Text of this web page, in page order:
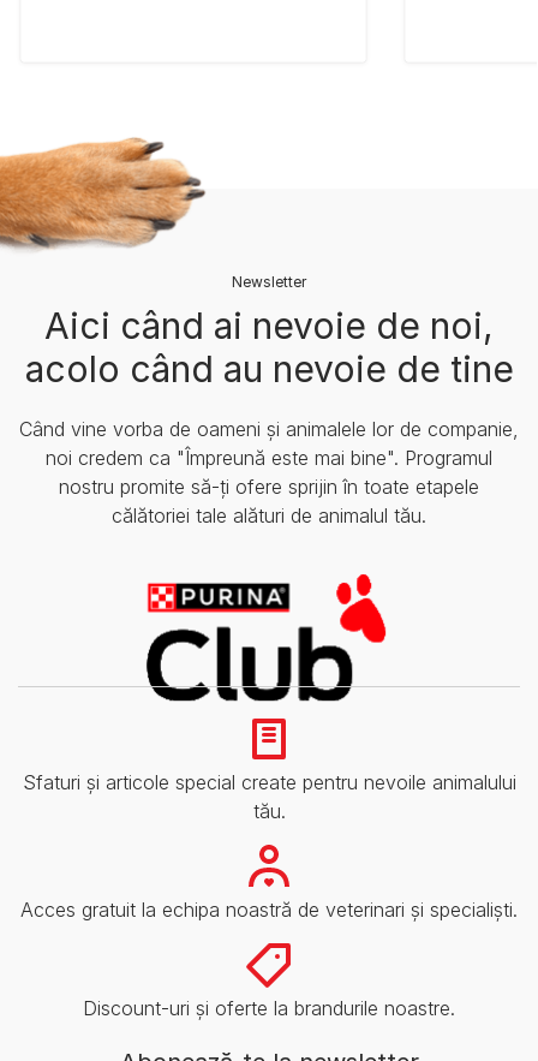
Newsletter
Aici când ai nevoie de noi,
acolo când au nevoie de tine
Când vine vorba de oameni și animalele lor de companie,
noi credem ca "Împreună este mai bine". Programul
nostru promite să-ți ofere sprijin în toate etapele
călătoriei tale alături de animalul tău.
Sfaturi și articole special create pentru nevoile animalului
tău.
Acces gratuit la echipa noastră de veterinari și specialiști.
Discount-uri și oferte la brandurile noastre.